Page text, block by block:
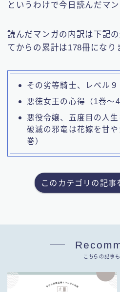
というわけで今日読んだマ
読んだマンガの内訳は下記
てからの累計は178冊になり
その劣等騎士、レベル９
悪徳女王の心得（1巻～4
悪役令嬢、五度目の人
破滅の邪竜は花嫁を甘
巻）
このカテゴリの記事
こちらの記事